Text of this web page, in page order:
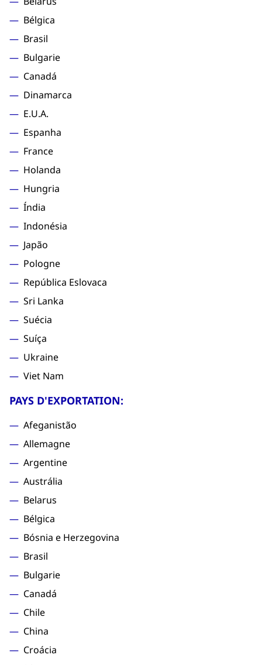
Bélgica
Brasil
Bulgarie
Canadá
Dinamarca
E.U.A.
Espanha
France
Holanda
Hungria
Índia
Indonésia
Japão
Pologne
República Eslovaca
Sri Lanka
Suécia
Suíça
Ukraine
Viet Nam
PAYS D'EXPORTATION:
Afeganistão
Allemagne
Argentine
Austrália
Belarus
Bélgica
Bósnia e Herzegovina
Brasil
Bulgarie
Canadá
Chile
China
Croácia